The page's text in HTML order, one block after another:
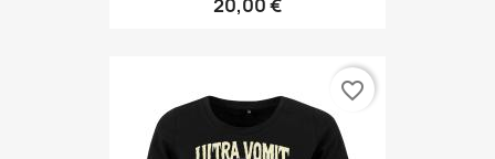
20,00 €
favorite_border